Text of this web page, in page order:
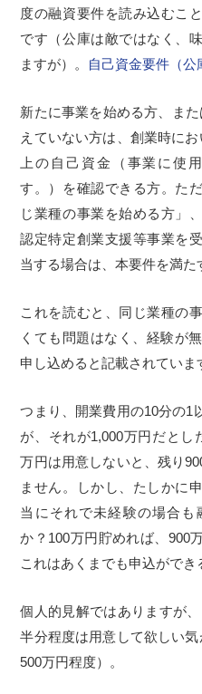
度の融資要件を読み込むこ
です（公庫は敵ではなく、
ますが）。 自己資金要件（公
新たに事業を始める方、ま
えていない方は、創業時に
上の自己資金（事業に使
す。）を確認できる方。た
じ業種の事業を始める方」
認定特定創業支援等事業を
当する場合は、本要件を満た
これを読むと、同じ業種の
くても問題はなく、経験が
申し込めると記載されていま
つまり、開業費用の10分の1
が、それが1,000万円だとし
万円は用意しないと、残り
ません。しかし、たしかに
当にそれで未経験の場合も
か？100万円貯めれば、900
これはあくまでも申込ができ
個人的見解ではありますが
半分程度は用意して欲しい
500万円程度）。